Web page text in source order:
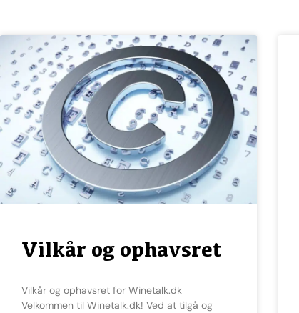
Vilkår og ophavsret
Vilkår og ophavsret for Winetalk.dk
Velkommen til Winetalk.dk! Ved at tilgå og